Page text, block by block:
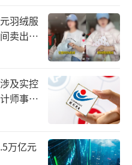
——自我诊疗（CHC）
务承压，营收同比分
，毛利率同比减少2.4
药业务营收同比增加
第二增长曲线。此
现优异，营收同比大
市场出现12.13%的
羽绒服
卖出超
及实控
师事务
万亿元